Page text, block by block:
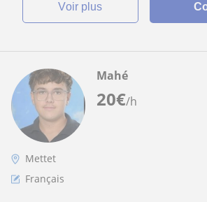
voir plus
20€/h
Mahé
Mettet
Français